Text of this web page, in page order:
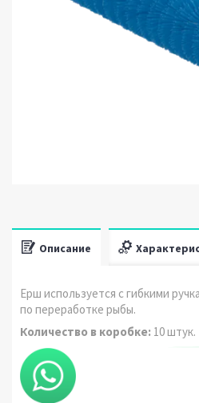
Описание
Ерш используется с гибкими
по переработке рыбы.
Количество в коробке: 10 штук.